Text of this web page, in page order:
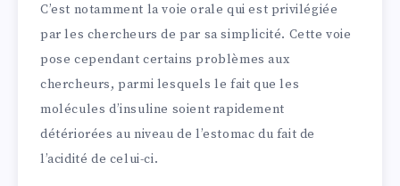
C’est notamment la voie orale qui est privilégiée
par les chercheurs de par sa simplicité. Cette voie
pose cependant certains problèmes aux
chercheurs, parmi lesquels le fait que les
molécules d’insuline soient rapidement
détériorées au niveau de l’estomac du fait de
l’acidité de celui-ci.